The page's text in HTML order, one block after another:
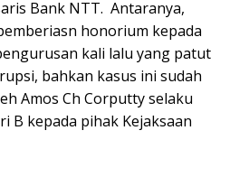
Bank NTT. Antaranya,
honorium kepada
kali lalu yang patut
bahkan kasus ini sudah
Amos Ch Corputty selaku
B kepada pihak Kejaksaan